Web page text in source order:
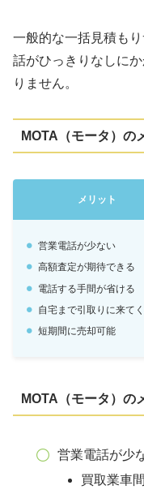
一般的な一括見積も
話がひっきりなしに
りません。
MOTA（モータ）の
メリット
営業電話が少ない
高額査定が期待できる
電話する手間が省ける
自宅まで引取りに来て
短期間に売却可能
MOTA（モータ） の
営業電話が少
買取業車